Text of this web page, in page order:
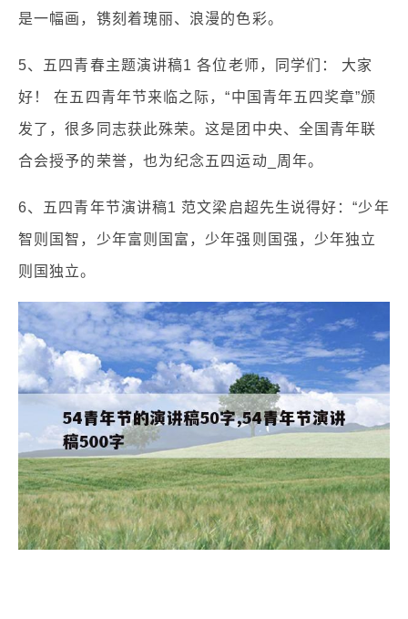
是一幅画，镌刻着瑰丽、浪漫的色彩。
5、五四青春主题演讲稿1 各位老师，同学们： 大家
好！ 在五四青年节来临之际，“中国青年五四奖章”颁
发了，很多同志获此殊荣。这是团中央、全国青年联
合会授予的荣誉，也为纪念五四运动_周年。
6、五四青年节演讲稿1 范文梁启超先生说得好：“少年
智则国智，少年富则国富，少年强则国强，少年独立
则国独立。